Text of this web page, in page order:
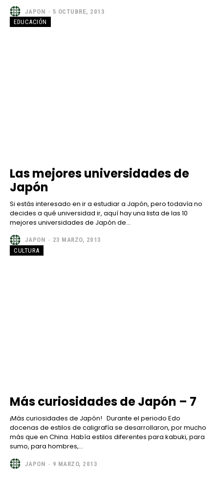
JAPON - 5 OCTUBRE, 2013
EDUCACIÓN
Las mejores universidades de
Japón
Si estás interesado en ir a estudiar a Japón, pero todavía no
decides a qué universidad ir, aquí hay una lista de las 10
mejores universidades de Japón de...
JAPON - 23 MARZO, 2013
CULTURA
Más curiosidades de Japón – 7
¡Más curiosidades de Japón! Durante el periodo Edo
docenas de estilos de caligrafía se desarrollaron, por mucho
más que en China. Había estilos diferentes para kabuki, para
sumo, para hombres,...
JAPON - 9 MARZO, 2013